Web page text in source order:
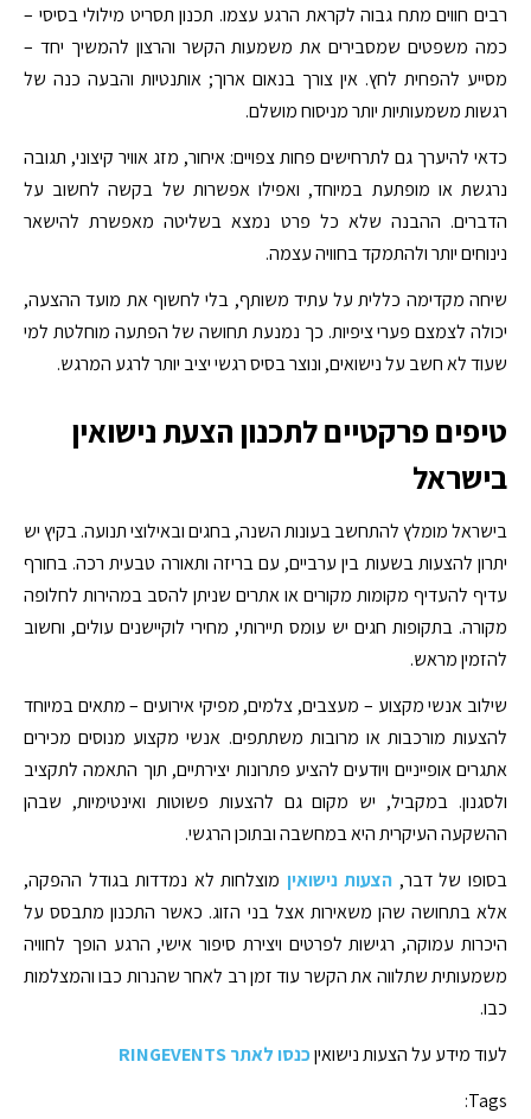
רבים חווים מתח גבוה לקראת הרגע עצמו. תכנון תסריט מילולי בסיסי –
כמה משפטים שמסבירים את משמעות הקשר והרצון להמשיך יחד –
מסייע להפחית לחץ. אין צורך בנאום ארוך; אותנטיות והבעה כנה של
רגשות משמעותיות יותר מניסוח מושלם.
כדאי להיערך גם לתרחישים פחות צפויים: איחור, מזג אוויר קיצוני, תגובה
נרגשת או מופתעת במיוחד, ואפילו אפשרות של בקשה לחשוב על
הדברים. ההבנה שלא כל פרט נמצא בשליטה מאפשרת להישאר
נינוחים יותר ולהתמקד בחוויה עצמה.
שיחה מקדימה כללית על עתיד משותף, בלי לחשוף את מועד ההצעה,
יכולה לצמצם פערי ציפיות. כך נמנעת תחושה של הפתעה מוחלטת למי
שעוד לא חשב על נישואים, ונוצר בסיס רגשי יציב יותר לרגע המרגש.
טיפים פרקטיים לתכנון הצעת נישואין
בישראל
בישראל מומלץ להתחשב בעונות השנה, בחגים ובאילוצי תנועה. בקיץ יש
יתרון להצעות בשעות בין ערביים, עם בריזה ותאורה טבעית רכה. בחורף
עדיף להעדיף מקומות מקורים או אתרים שניתן להסב במהירות לחלופה
מקורה. בתקופות חגים יש עומס תיירותי, מחירי לוקיישנים עולים, וחשוב
להזמין מראש.
שילוב אנשי מקצוע – מעצבים, צלמים, מפיקי אירועים – מתאים במיוחד
להצעות מורכבות או מרובות משתתפים. אנשי מקצוע מנוסים מכירים
אתגרים אופייניים ויודעים להציע פתרונות יצירתיים, תוך התאמה לתקציב
ולסגנון. במקביל, יש מקום גם להצעות פשוטות ואינטימיות, שבהן
ההשקעה העיקרית היא במחשבה ובתוכן הרגשי.
בסופו של דבר, הצעות נישואין מוצלחות לא נמדדות בגודל ההפקה,
אלא בתחושה שהן משאירות אצל בני הזוג. כאשר התכנון מתבסס על
היכרות עמוקה, רגישות לפרטים ויצירת סיפור אישי, הרגע הופך לחוויה
משמעותית שתלווה את הקשר עוד זמן רב לאחר שהנרות כבו והמצלמות
כבו.
לעוד מידע על הצעות נישואיןכנסו לאתר RINGEVENTS
Tags: